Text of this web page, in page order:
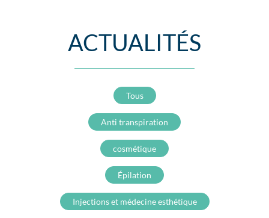
ACTUALITÉS
Tous
Anti transpiration
cosmétique
Épilation
Injections et médecine esthétique